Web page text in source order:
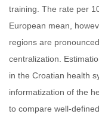
training. The rate per
European mean,
regions are
centralization.
in the Croatian health
informatization of the
to compare well-